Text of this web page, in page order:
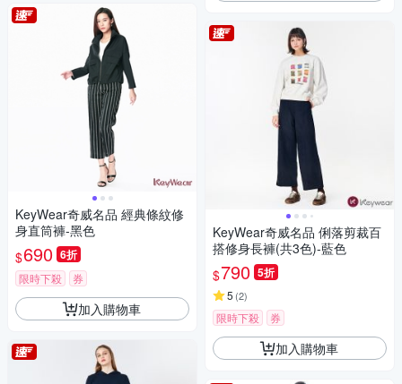
KeyWear奇威名品 經典條紋修
身直筒褲-黑色
$690 6折
限時下殺 券
加入購物車
KeyWear奇威名品 俐落剪裁百
搭修身長褲(共3色)-藍色
$790 5折
5 (2)
限時下殺 券
加入購物車